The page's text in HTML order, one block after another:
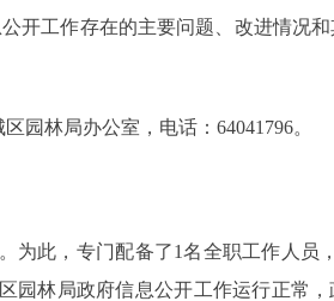
开工作存在的主要问题、改进情况
园林局办公室，电话：64041796。
为此，专门配备了1名全职工作人员
园林局政府信息公开工作运行正常